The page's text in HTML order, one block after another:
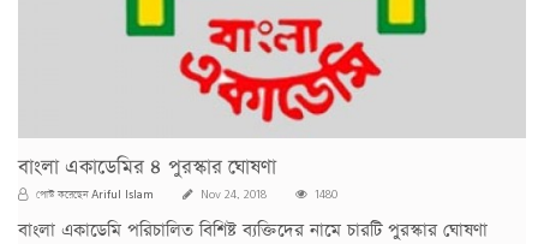
বাংলা একাডেমির ৪ পুরস্কার ঘোষণা
পোস্ট করেছেনAriful Islam Nov 24, 2018 1480
বাংলা একাডেমি পরিচালিত বিশিষ্ট ব্যক্তিদের নামে চারটি পুরস্কার ঘোষণা